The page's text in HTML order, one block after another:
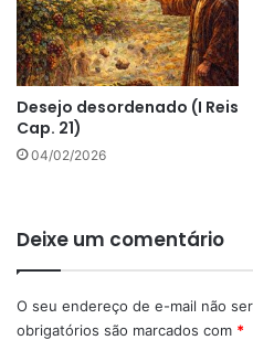
Desejo desordenado (I Reis
Cap. 21)
04/02/2026
Deixe um comentário
O seu endereço de e-mail não
obrigatórios são marcados com *